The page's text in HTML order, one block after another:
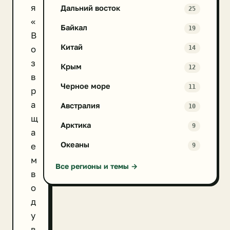
я
«
В
о
з
в
р
а
щ
а
е
м
в
о
д
у
Дальний восток 25
Байкал 19
Китай 14
Крым 12
Черное море 11
Австралия 10
Арктика 9
Океаны 9
Все регионы и темы →